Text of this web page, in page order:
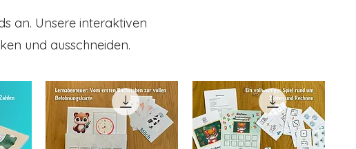
zum Entdecken,
Geschenk, das nicht
an. Unsere interaktiven
und ausschneiden.